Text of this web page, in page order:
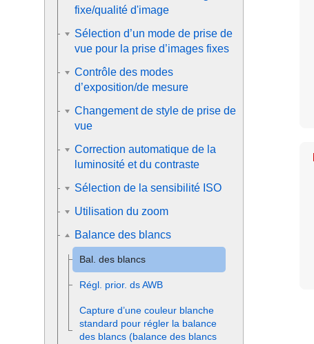
fixe/qualité d'image
Sélection d’un mode de prise de
vue pour la prise d’images fixes
Contrôle des modes
d’exposition/de mesure
Changement de style de prise de
vue
Correction automatique de la
luminosité et du contraste
Sélection de la sensibilité ISO
Utilisation du zoom
Balance des blancs
Bal. des blancs
Régl. prior. ds AWB
Capture d’une couleur blanche
standard pour régler la balance
des blancs (balance des blancs